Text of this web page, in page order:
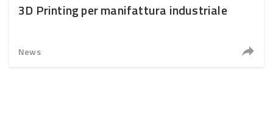
3D Printing per manifattura industriale
News